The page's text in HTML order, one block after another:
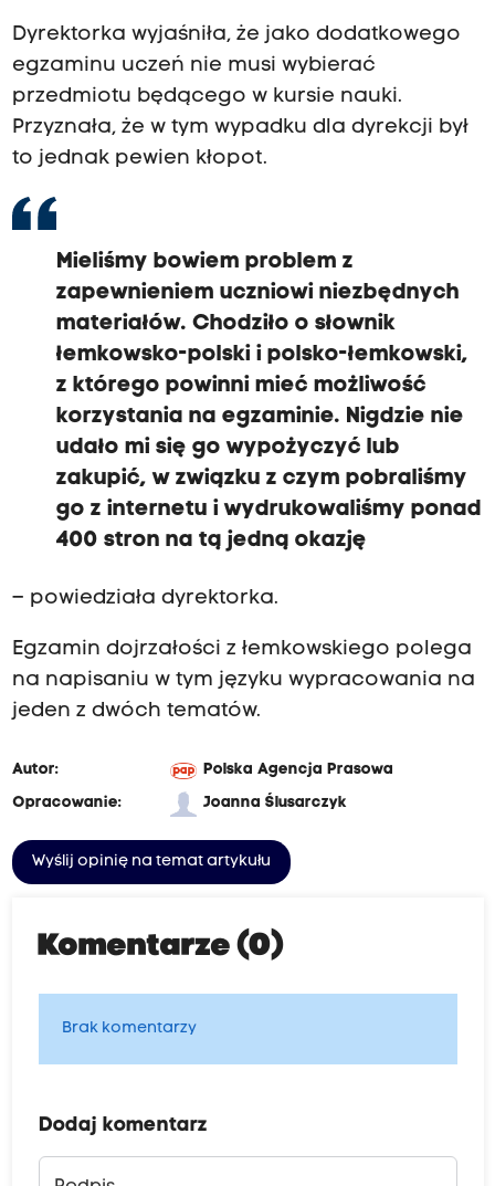
Dyrektorka wyjaśniła, że jako dodatkowego
egzaminu uczeń nie musi wybierać
przedmiotu będącego w kursie nauki.
Przyznała, że w tym wypadku dla dyrekcji był
to jednak pewien kłopot.
Mieliśmy bowiem problem z
zapewnieniem uczniowi niezbędnych
materiałów. Chodziło o słownik
łemkowsko-polski i polsko-łemkowski,
z którego powinni mieć możliwość
korzystania na egzaminie. Nigdzie nie
udało mi się go wypożyczyć lub
zakupić, w związku z czym pobraliśmy
go z internetu i wydrukowaliśmy ponad
400 stron na tą jedną okazję
– powiedziała dyrektorka.
Egzamin dojrzałości z łemkowskiego polega
na napisaniu w tym języku wypracowania na
jeden z dwóch tematów.
Autor:
Polska Agencja Prasowa
Opracowanie:
Joanna Ślusarczyk
Wyślij opinię na temat artykułu
Komentarze (0)
Brak komentarzy
Dodaj komentarz